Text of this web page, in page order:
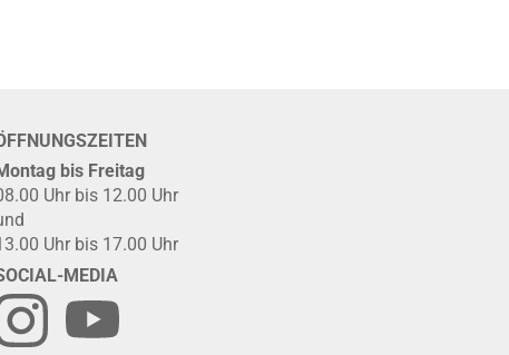
bis Freitag
Uhr bis 12.00 Uhr
Uhr bis 17.00 Uhr
MEDIA